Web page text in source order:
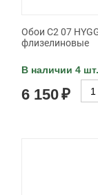
Обои C2 07
флизелиновые
В наличии 4 шт.
6 150₽